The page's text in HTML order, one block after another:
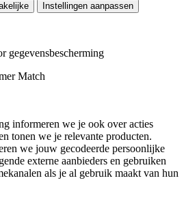
Instellingen aanpassen
gegevensbescherming
Match
informeren we je ook over acties
tonen we je relevante producten.
we jouw gecodeerde persoonlijke
externe aanbieders en gebruiken
als je al gebruik maakt van hun